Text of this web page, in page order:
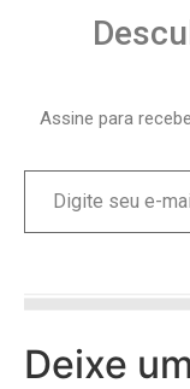
Assine para
Deixe